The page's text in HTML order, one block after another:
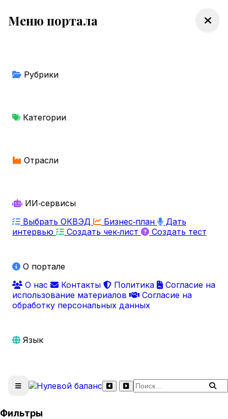
Меню портала
Рубрики
Категории
Отрасли
ИИ‑сервисы
Выбрать ОКВЭД
Бизнес‑план
Дать
интервью
Создать чек‑лист Создать тест
О портале
О нас
Контакты Политика
Согласие на
использование материалов
Согласие на
обработку персональных данных
Язык
Поиск по сайту
Фильтры